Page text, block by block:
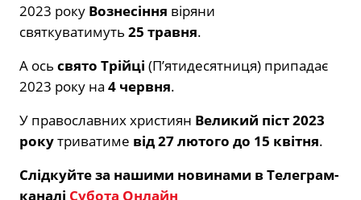
2023 року Вознесіння віряни
святкуватимуть 25 травня.
А ось свято Трійці (П’ятидесятниця) припадає
2023 року на 4 червня.
У православних християн Великий піст 2023
рокутриватиме від 27 лютого до 15 квітня.
Слідкуйте за нашими новинами в Телеграм-
каналі Субота Онлайн